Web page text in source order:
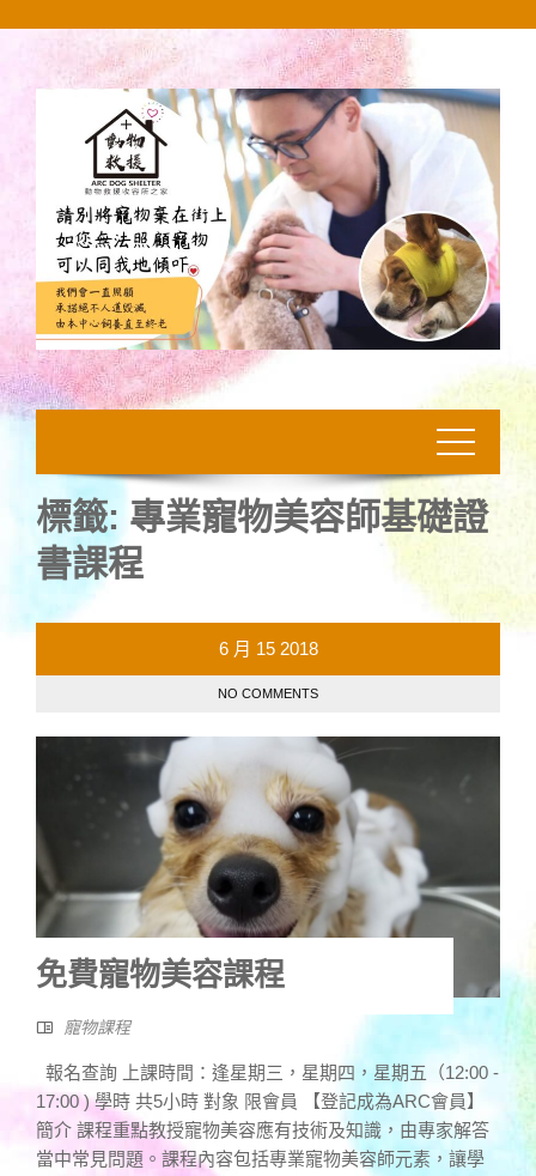
標籤: 專業寵物美容師基礎證
書課程
6 月 15 2018
NO COMMENTS
免費寵物美容課程
寵物課程
報名查詢 上課時間：逢星期三，星期四，星期五（12:00 -
17:00 ) 學時 共5小時 對象 限會員 【登記成為ARC會員】
簡介 課程重點教授寵物美容應有技術及知識，由專家解答
當中常見問題。課程內容包括專業寵物美容師元素，讓學